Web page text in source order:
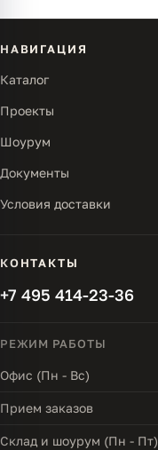
НАВИГАЦИЯ
Каталог
Проекты
Шоурум
Документы
Условия доставки
КОНТАКТЫ
+7 495 414-23-36
РЕЖИМ РАБОТЫ
Офис (Пн - Вс)
Прием заказов
Склад и шоурум (Пн - Пт)